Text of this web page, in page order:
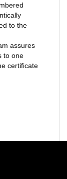
to the
assures
to one
certificate